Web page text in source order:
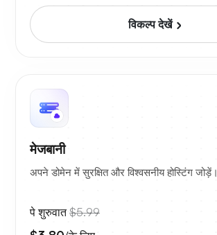
विकल्प देखें
मेजबानी
अपने डोमेन में सुरक्षित और विश्वसनीय होस्टिंग जोड़ें।
पे शुरुवात$5.99